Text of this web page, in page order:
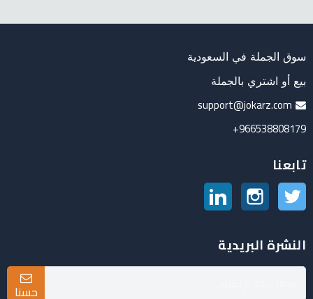
سوق الجملة في السعودية
بيع أو اشتري بالجملة
support@jokarz.com
966538808179+
تابعنا
تويتر انستغرام
النشرة البريدية
حسنا